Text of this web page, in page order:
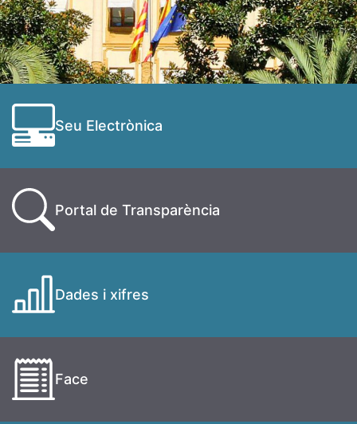
Seu Electrònica
Portal de Transparència
Dades i xifres
Face